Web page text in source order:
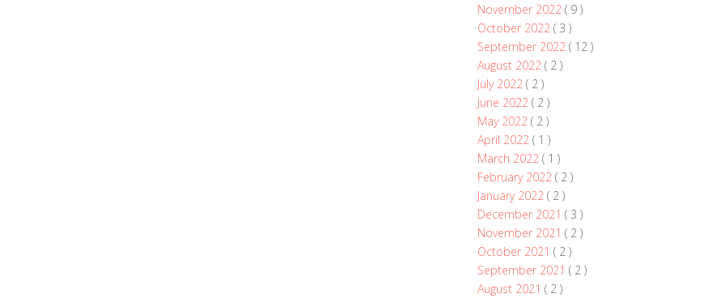
November 2022 ( 9 )
October 2022 ( 3 )
September 2022 ( 12 )
August 2022 ( 2 )
July 2022 ( 2 )
June 2022 ( 2 )
May 2022 ( 2 )
April 2022 ( 1 )
March 2022 ( 1 )
February 2022 ( 2 )
January 2022 ( 2 )
December 2021 ( 3 )
November 2021 ( 2 )
October 2021 ( 2 )
September 2021 ( 2 )
August 2021 ( 2 )